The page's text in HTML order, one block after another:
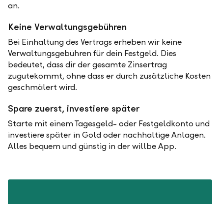
an.
Keine Verwaltungsgebühren
Bei Einhaltung des Vertrags erheben wir keine
Verwaltungsgebühren für dein Festgeld. Dies
bedeutet, dass dir der gesamte Zinsertrag
zugutekommt, ohne dass er durch zusätzliche Kosten
geschmälert wird.
Spare zuerst, investiere später
Starte mit einem Tagesgeld- oder Festgeldkonto und
investiere später in Gold oder nachhaltige Anlagen.
Alles bequem und günstig in der willbe App.